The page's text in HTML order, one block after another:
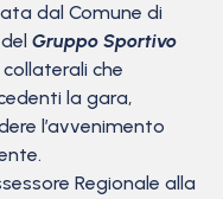
dal Comune di
Gruppo Sportivo
che
la gara,
l’avvenimento
Regionale alla